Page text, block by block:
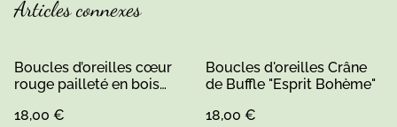
Articles connexes
Boucles d’oreilles cœur
rouge pailleté en bois
Attache acier onoxydable
18,00 €
Boucles d'oreilles Crâne
de Buffle "Esprit Bohème"
18,00 €